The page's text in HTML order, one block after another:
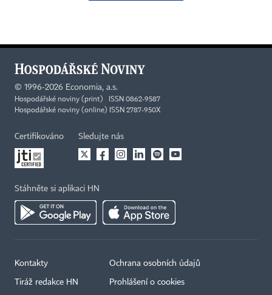
© 1996-2026 Economia, a.s.
Hospodářské noviny (print) ISSN 0862-9587
Hospodářské noviny (online) ISSN 2787-950X
Certifikováno Sledujte nás
Stáhněte si aplikaci HN
Kontakty
Tiráž redakce HN
Ochrana osobních údajů
Prohlášení o cookies